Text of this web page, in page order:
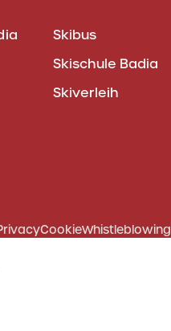
Skibus
Skischule Badia
Skiverleih
CookieWhistleblowing